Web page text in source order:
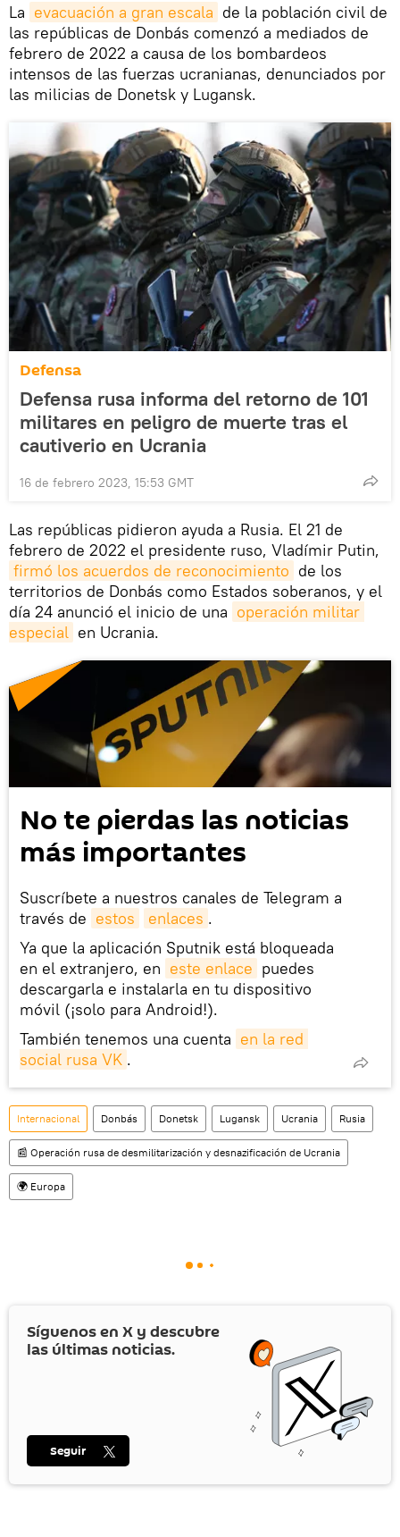
La evacuación a gran escala de la población civil de
las repúblicas de Donbás comenzó a mediados de
febrero de 2022 a causa de los bombardeos
intensos de las fuerzas ucranianas, denunciados por
las milicias de Donetsk y Lugansk.
Defensa
Defensa rusa informa del retorno de 101
militares en peligro de muerte tras el
cautiverio en Ucrania
16 de febrero 2023, 15:53 GMT
Las repúblicas pidieron ayuda a Rusia. El 21 de
febrero de 2022 el presidente ruso, Vladímir Putin,
firmó los acuerdos de reconocimiento de los
territorios de Donbás como Estados soberanos, y el
día 24 anunció el inicio de una operación militar
especial en Ucrania.
No te pierdas las noticias
más importantes
Suscríbete a nuestros canales de Telegram a
través de estos enlaces .
Ya que la aplicación Sputnik está bloqueada
en el extranjero, en este enlace puedes
descargarla e instalarla en tu dispositivo
móvil (¡solo para Android!).
También tenemos una cuenta en la red
social rusa VK .
Internacional Donbás Donetsk Lugansk Ucrania Rusia
📰 Operación rusa de desmilitarización y desnazificación de Ucrania
🌍 Europa
Síguenos en X y descubre
las últimas noticias.
Seguir